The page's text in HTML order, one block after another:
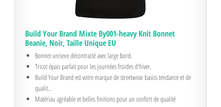
Build Your Brand Mixte By001-heavy Knit Bonnet
Beanie, Noir, Taille Unique EU
Bonnet unisexe décontracté avec large bord.
Tricot épais parfait pour les journées froides d'hiver.
Build Your Brand est votre marque de streetwear basics tendance et de
qualit...
Matériau agréable et belles finitions pour un confort de qualité